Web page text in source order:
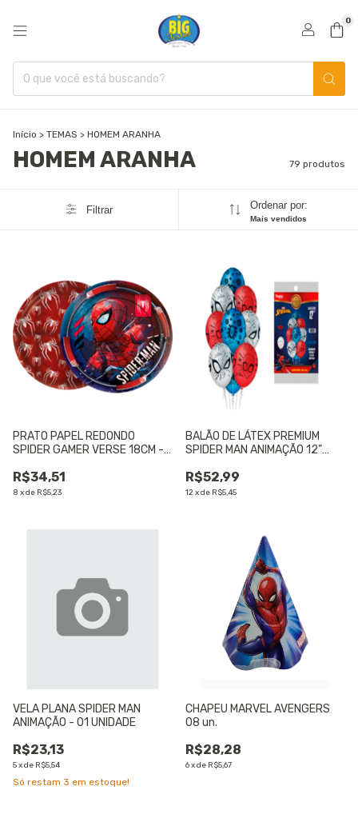
0
Início > TEMAS > HOMEM ARANHA
HOMEM ARANHA 79 produtos
Filtrar Ordenar por:
Mais vendidos
PRATO PAPEL REDONDO
SPIDER GAMER VERSE 18CM -
R$34,51
8 xde R$5,23
BALÃO DE LÁTEX PREMIUM
SPIDER MAN ANIMAÇÃO 12"
- 01 UNIDADE
R$52,99
12xde R$5,45
VELA PLANA SPIDER MAN
ANIMAÇÃO - 01 UNIDADE
R$23,13
5xde R$5,54
Só restam 3 em estoque!
CHAPEU MARVEL AVENGERS
08 un.
R$28,28
6xde R$5,67